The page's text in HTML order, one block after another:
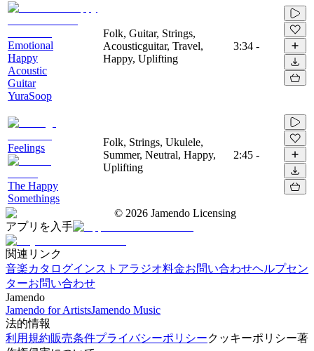
Emotional
Happy
Acoustic
Guitar
YuraSoop
Folk, Guitar, Strings,
Acousticguitar, Travel,
Happy, Uplifting
3:34 -
Feelings
The Happy
Somethings
Folk, Strings, Ukulele,
Summer, Neutral, Happy,
Uplifting
2:45 -
© 2026 Jamendo Licensing
アプリを入手
関連リンク
音楽カタログインストアラジオ料金お問い合わせヘルプセン
ターお問い合わせ
Jamendo
Jamendo for ArtistsJamendo Music
法的情報
利用規約販売条件プライバシーポリシークッキーポリシー著